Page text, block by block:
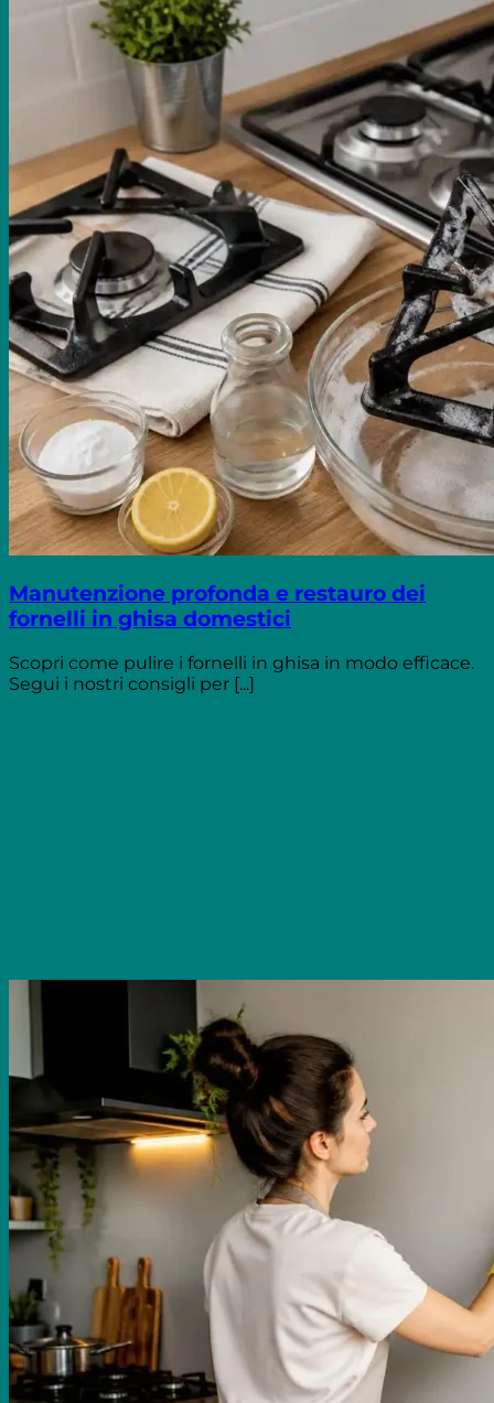
Manutenzione profonda e restauro dei
fornelli in ghisa domestici
Scopri come pulire i fornelli in ghisa in modo efficace.
Segui i nostri consigli per [...]